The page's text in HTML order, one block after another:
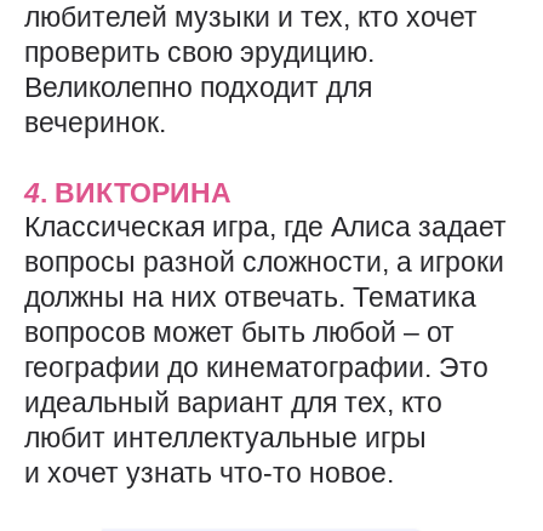
любителей музыки и тех, кто хочет
проверить свою эрудицию.
Великолепно подходит для
вечеринок.
4. ВИКТОРИНА
Классическая игра, где Алиса задает
вопросы разной сложности, а игроки
должны на них отвечать. Тематика
вопросов может быть любой – от
географии до кинематографии. Это
идеальный вариант для тех, кто
любит интеллектуальные игры
и хочет узнать что-то новое.